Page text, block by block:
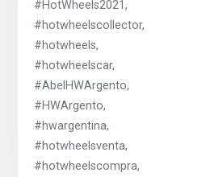
#HotWheels2021,
#hotwheelscollector,
#hotwheels,
#hotwheelscar,
#AbelHWArgento,
#HWArgento,
#hwargentina,
#hotwheelsventa,
#hotwheelscompra,